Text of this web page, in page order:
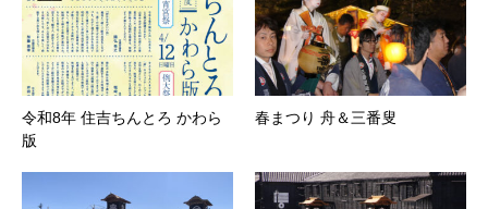
令和8年 住吉ちんとろ かわら
版
春まつり 舟＆三番叟